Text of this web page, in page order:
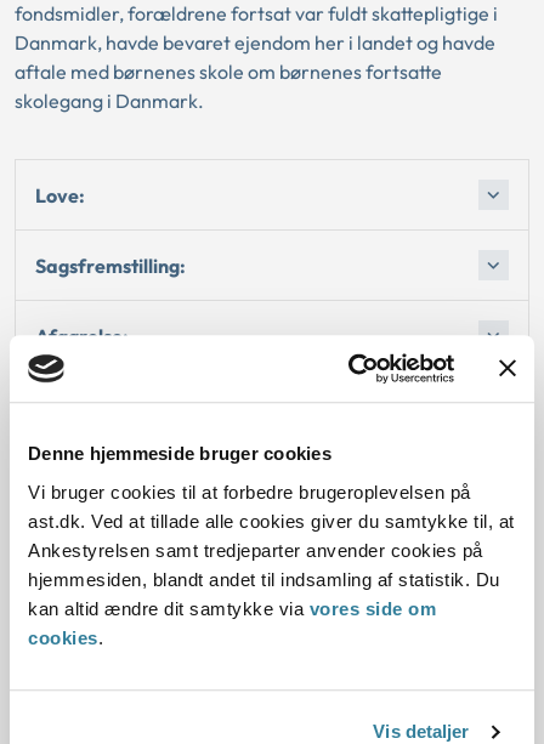
Denne hjemmeside bruger cookies
Vi bruger cookies til at forbedre brugeroplevelsen på
ast.dk. Ved at tillade alle cookies giver du samtykke til, at
Ankestyrelsen samt tredjeparter anvender cookies på
hjemmesiden, blandt andet til indsamling af statistik. Du
kan altid ændre dit samtykke via vores side om
cookies.
Vis detaljer
fondsmidler, forældrene fortsat var fuldt skattepligtige i
Danmark, havde bevaret ejendom her i landet og havde
aftale med børnenes skole om børnenes fortsatte
skolegang i Danmark.
Love:
Sagsfremstilling:
Afgørelse:
Dato for underskrift
01.02.2008
Offentliggørelsesdato
10.07.2013